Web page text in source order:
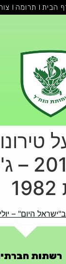
הבית תרומה
– יולי
היום" – יולי 2016
רשתות